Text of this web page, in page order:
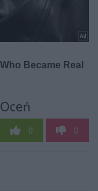
Oceń
0 0